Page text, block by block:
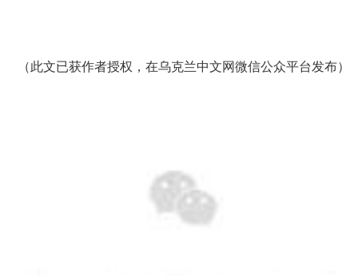
（此文已获作者授权，在乌克兰中文网微信公众平台发布）